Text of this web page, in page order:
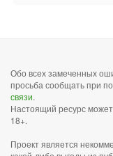
Обо всех замеченных
просьба сообщать при
связи.
Настоящий ресурс
18+.
Проект является